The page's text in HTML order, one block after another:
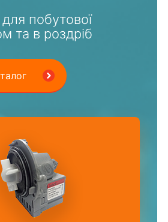
побутової
та в роздріб